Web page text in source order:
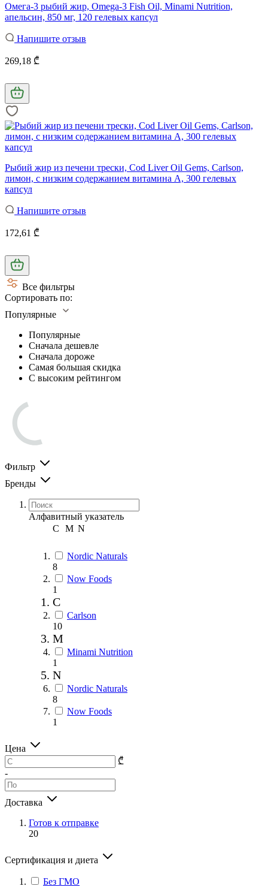
Омега-3 рыбий жир, Omega-3 Fish Oil, Minami Nutrition,
апельсин, 850 мг, 120 гелевых капсул
Напишите отзыв
269,18 ₾
Рыбий жир из печени трески, Cod Liver Oil Gems, Carlson,
лимон, с низким содержанием витамина А, 300 гелевых
капсул
Напишите отзыв
172,61 ₾
Все фильтры
Сортировать по:
Популярные
Популярные
Сначала дешевле
Сначала дороже
Самая большая скидка
С высоким рейтингом
Фильтр
Бренды
Алфавитный указатель
C
M N
Nordic Naturals
8
Now Foods
1
C
Carlson
10
M
Minami Nutrition
1
N
Nordic Naturals
8
Now Foods
1
Цена
₾
-
Доставка
Готов к отправке
20
Сертификация и диета
Без ГМО